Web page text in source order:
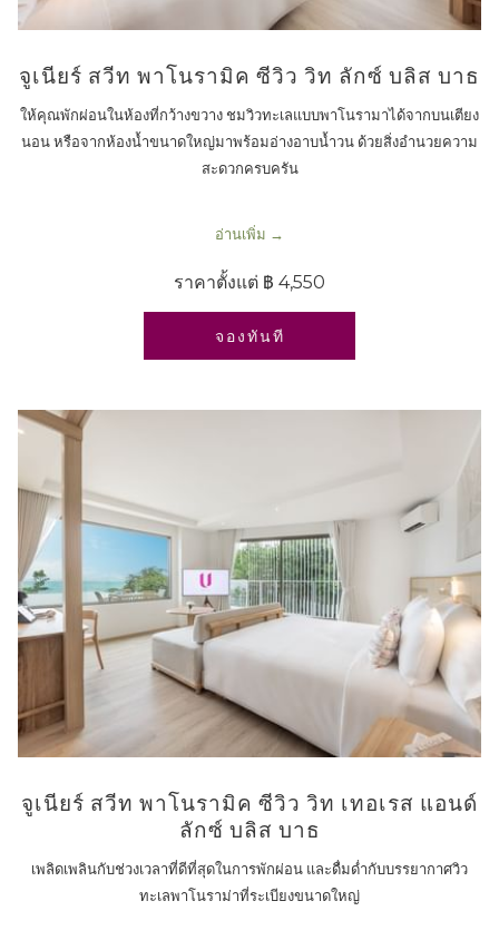
จูเนียร์ สวีท พาโนรามิค ซีวิว วิท ลักซ์ บลิส บาธ
ให้คุณพักผ่อนในห้องที่กว้างขวาง ชมวิวทะเลแบบพาโนรามาได้จากบนเตียง
นอน หรือจากห้องน้ำขนาดใหญ่มาพร้อมอ่างอาบน้ำวน ด้วยสิ่งอำนวยความ
สะดวกครบครัน
อ่านเพิ่ม
ราคาตั้งแต่ ฿ 4,550
จองทันที
จูเนียร์ สวีท พาโนรามิค ซีวิว วิท เทอเรส แอนด์
ลักซ์ บลิส บาธ
เพลิดเพลินกับช่วงเวลาที่ดีที่สุดในการพักผ่อน และดื่มด่ำกับบรรยากาศวิว
ทะเลพาโนราม่าที่ระเบียงขนาดใหญ่